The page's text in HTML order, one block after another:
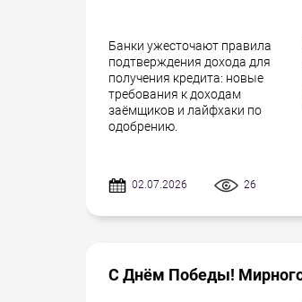
Банки ужесточают правила
подтверждения дохода для
получения кредита: новые
требования к доходам
заёмщиков и лайфхаки по
одобрению.
02.07.2026 26
С Днём Победы!